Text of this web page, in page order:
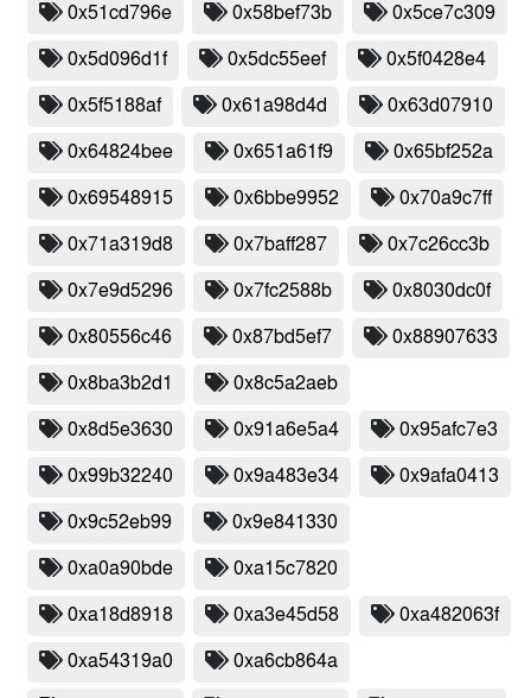
0x51cd796e 0x58bef73b 0x5ce7c309
0x5d096d1f 0x5dc55eef 0x5f0428e4
0x5f5188af 0x61a98d4d 0x63d07910
0x64824bee 0x651a61f9 0x65bf252a
0x69548915 0x6bbe9952 0x70a9c7ff
0x71a319d8 0x7baff287 0x7c26cc3b
0x7e9d5296 0x7fc2588b 0x8030dc0f
0x80556c46 0x87bd5ef7 0x88907633
0x8ba3b2d1 0x8c5a2aeb
0x8d5e3630 0x91a6e5a4 0x95afc7e3
0x99b32240 0x9a483e34 0x9afa0413
0x9c52eb99 0x9e841330
0xa0a90bde 0xa15c7820
0xa18d8918 0xa3e45d58 0xa482063f
0xa54319a0 0xa6cb864a